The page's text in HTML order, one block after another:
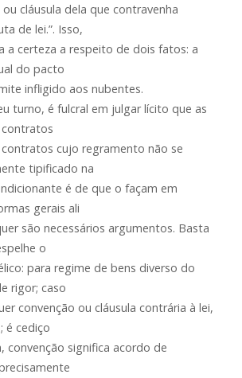
cláusula dela que contravenha
de lei.”. Isso,
a certeza a respeito de dois fatos: a
do pacto
infligido aos nubentes.
turno, é fulcral em julgar lícito que as
cujo regramento não se
tipificado na
é de que o façam em
gerais ali
são necessários argumentos. Basta
o
para regime de bens diverso do
rigor; caso
convenção ou cláusula contrária à lei,
é cediço
convenção significa acordo de